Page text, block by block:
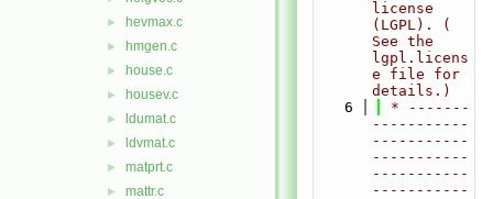
► hevmax.c
► hmgen.c
► house.c
► housev.c
► ldumat.c
► ldvmat.c
► matprt.c
► mattr.c
license
(LGPL). (
See the
lgpl.licens
e file for
details.)
    6
* -------
-----------
-----------
-----------
-----------
-----------